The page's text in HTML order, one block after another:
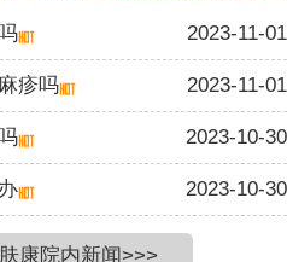
2023-11-01
疹吗 2023-11-01
2023-10-30
2023-10-30
康院内新闻>>>